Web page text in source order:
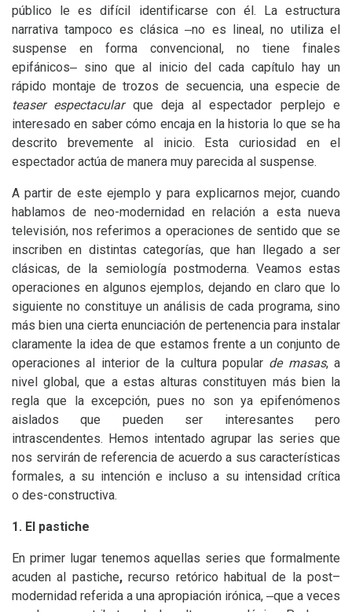
público le es difícil identificarse con él. La estructura
narrativa tampoco es clásica ‒no es lineal, no utiliza el
suspense en forma convencional, no tiene finales
epifánicos‒ sino que al inicio del cada capítulo hay un
rápido montaje de trozos de secuencia, una especie de
teaser espectacularque deja al espectador perplejo e
interesado en saber cómo encaja en la historia lo que se ha
descrito brevemente al inicio. Esta curiosidad en el
espectador actúa de manera muy parecida al suspense.
A partir de este ejemplo y para explicarnos mejor, cuando
hablamos de neo-modernidad en relación a esta nueva
televisión, nos referimos a operaciones de sentido que se
inscriben en distintas categorías, que han llegado a ser
clásicas, de la semiología postmoderna. Veamos estas
operaciones en algunos ejemplos, dejando en claro que lo
siguiente no constituye un análisis de cada programa, sino
más bien una cierta enunciación de pertenencia para instalar
claramente la idea de que estamos frente a un conjunto de
operaciones al interior de la cultura popular de masas, a
nivel global, que a estas alturas constituyen más bien la
regla que la excepción, pues no son ya epifenómenos
aislados que pueden ser interesantes pero
intrascendentes. Hemos intentado agrupar las series que
nos servirán de referencia de acuerdo a sus características
formales, a su intención e incluso a su intensidad crítica
o des-constructiva.
1. El pastiche
En primer lugar tenemos aquellas series que formalmente
acuden al pastiche, recurso retórico habitual de la post–
modernidad referida a una apropiación irónica, ‒que a veces